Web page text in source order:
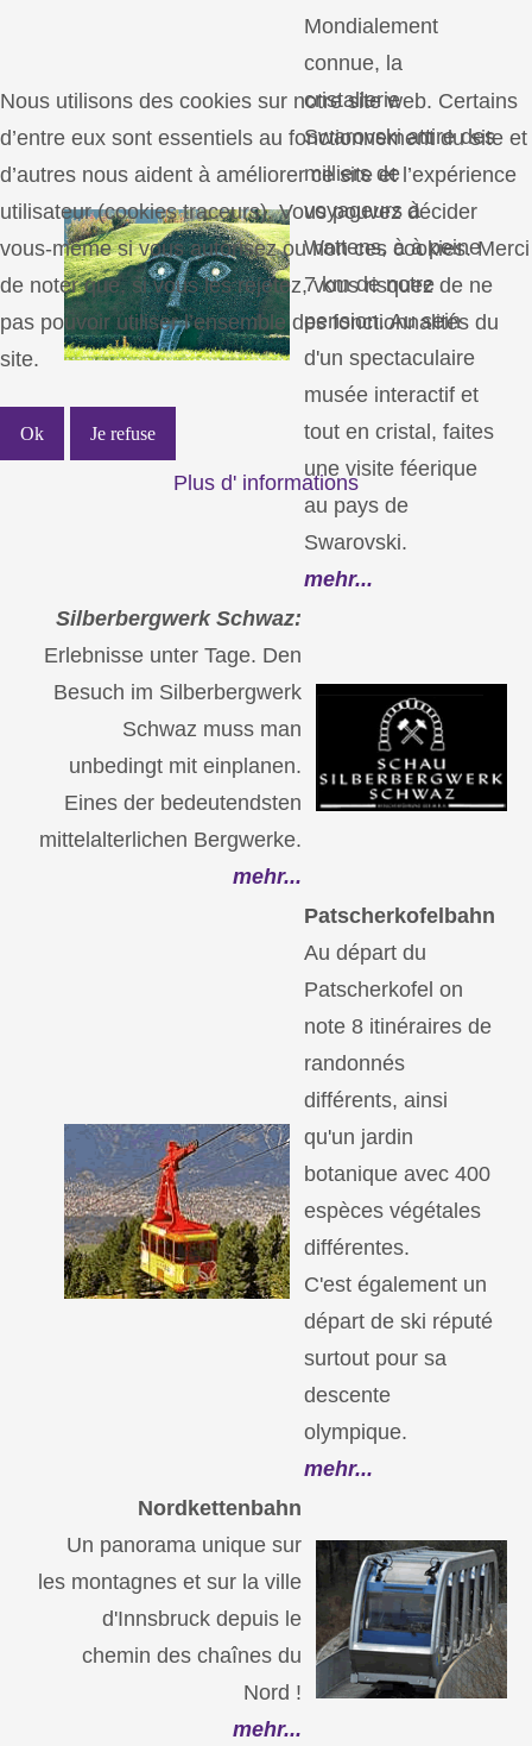
Mondialement
connue, la
cristallerie
Swarovski attire des
milliers de
voyageurs à
Wattens, à à peine
7 km de notre
pension. Au sein
d'un spectaculaire
musée interactif et
tout en cristal, faites
une visite féerique
au pays de
Swarovski.
mehr...
Silberbergwerk Schwaz:
Erlebnisse unter Tage. Den
Besuch im Silberbergwerk
Schwaz muss man
unbedingt mit einplanen.
Eines der bedeutendsten
mittelalterlichen Bergwerke.
mehr...
Patscherkofelbahn
Au départ du
Patscherkofel on
note 8 itinéraires de
randonnés
différents, ainsi
qu'un jardin
botanique avec 400
espèces végétales
différentes.
C'est également un
départ de ski réputé
surtout pour sa
descente
olympique.
mehr...
Nordkettenbahn
Un panorama unique sur
les montagnes et sur la ville
d'Innsbruck depuis le
chemin des chaînes du
Nord !
mehr...
Nous utilisons des cookies sur notre site web. Certains
d’entre eux sont essentiels au fonctionnement du site et
d’autres nous aident à améliorer ce site et l’expérience
utilisateur (cookies traceurs). Vous pouvez décider
vous-même si vous autorisez ou non ces cookies. Merci
de noter que, si vous les rejetez, vous risquez de ne
pas pouvoir utiliser l’ensemble des fonctionnalités du
site.
Ok Je refuse
Plus d' informations